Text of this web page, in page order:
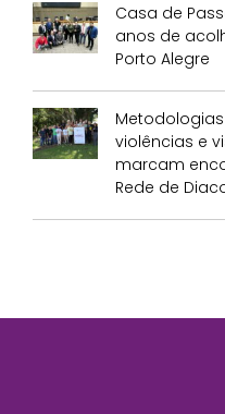
Casa de
anos de
Porto Alegre
violências e
marcam
Rede de